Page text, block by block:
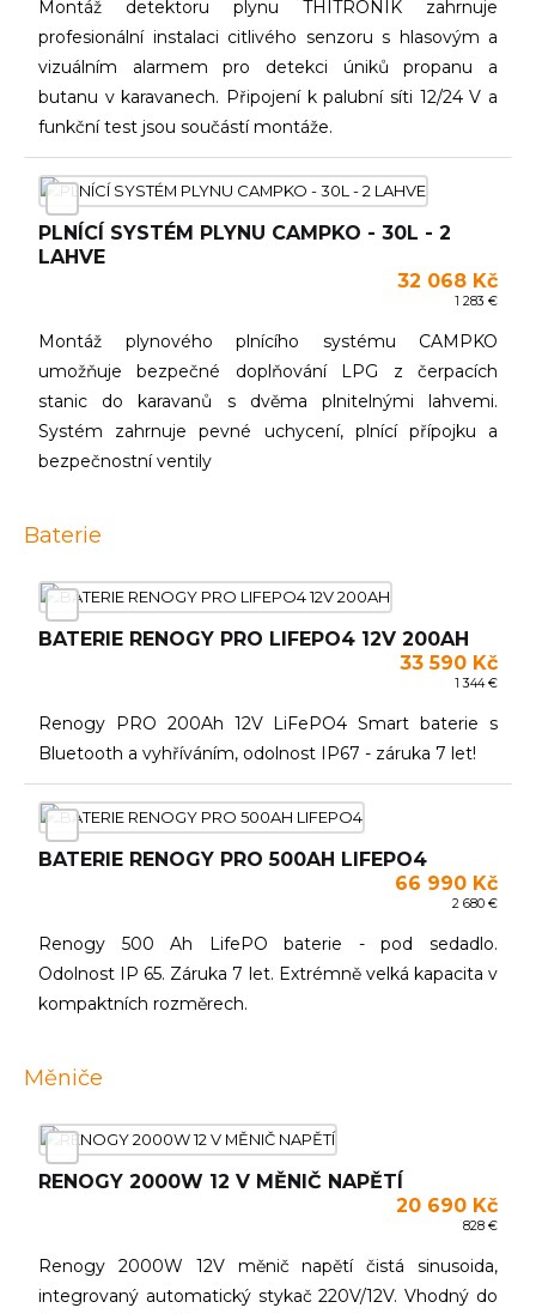
Montáž detektoru plynu THITRONIK zahrnuje
profesionální instalaci citlivého senzoru s hlasovým a
vizuálním alarmem pro detekci úniků propanu a
butanu v karavanech. Připojení k palubní síti 12/24 V a
funkční test jsou součástí montáže.
PLNÍCÍ SYSTÉM PLYNU CAMPKO - 30L - 2
LAHVE
32 068 Kč
1 283 €
Montáž plynového plnícího systému CAMPKO
umožňuje bezpečné doplňování LPG z čerpacích
stanic do karavanů s dvěma plnitelnými lahvemi.
Systém zahrnuje pevné uchycení, plnící přípojku a
bezpečnostní ventily
Baterie
BATERIE RENOGY PRO LIFEPO4 12V 200AH
33 590 Kč
1 344 €
Renogy PRO 200Ah 12V LiFePO4 Smart baterie s
Bluetooth a vyhříváním, odolnost IP67 - záruka 7 let!
BATERIE RENOGY PRO 500AH LIFEPO4
66 990 Kč
2 680 €
Renogy 500 Ah LifePO baterie - pod sedadlo.
Odolnost IP 65. Záruka 7 let. Extrémně velká kapacita v
kompaktních rozměrech.
Měniče
RENOGY 2000W 12 V MĚNIČ NAPĚTÍ
20 690 Kč
828 €
Renogy 2000W 12V měnič napětí čistá sinusoida,
integrovaný automatický stykač 220V/12V. Vhodný do